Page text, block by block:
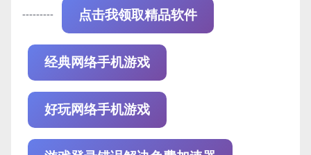
--------- 点击我领取精品软件
经典网络手机游戏
好玩网络手机游戏